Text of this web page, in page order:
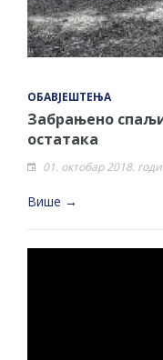
ОБАВЈЕШТЕЊА
Забрањено
остатака
01. октобар 2018.
Више →